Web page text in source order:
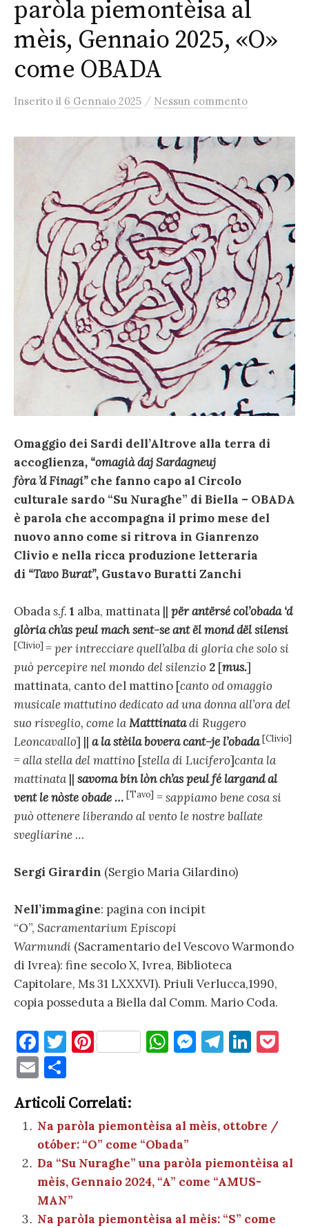
paròla piemontèisa al
mèis, Gennaio 2025, «O»
come OBADA
Inserito il 6 Gennaio 2025 / Nessun commento
Omaggio dei Sardi dell’Altrove alla terra di
accoglienza, “omagià daj Sardagneuj
fòra ’d Finagi”che fanno capo al Circolo
culturale sardo “Su Nuraghe” di Biella – OBADA
è parola che accompagna il primo mese del
nuovo anno come si ritrova in Gianrenzo
Clivio e nella ricca produzione letteraria
di “Tavo Burat”, Gustavo Buratti Zanchi
Obadas.f. 1 alba, mattinata || për antërsé col’obada ‘d
glòria ch’as peul mach sent-se ant ël mond dël silensi
[Clivio] =per intrecciare quell’alba di gloria che solo si
può percepire nel mondo del silenzio 2 [mus.]
mattinata, canto del mattino [canto od omaggio
musicale mattutino dedicato ad una donna all’ora del
suo risveglio, come laMatttinatadi Ruggero
Leoncavallo] || a la stèila bovera cant-je l’obada[Clivio]
=alla stella del mattino [stella di Lucifero]canta la
mattinata || savoma bin lòn ch’as peul fé largand al
vent le nòste obade … [Tavo] =sappiamo bene cosa si
può ottenere liberando al vento le nostre ballate
svegliarine …
Sergi Girardin (Sergio Maria Gilardino)
Nell’immagine: pagina con incipit
“O”, Sacramentarium Episcopi
Warmundi (Sacramentario del Vescovo Warmondo
di Ivrea): fine secolo X, Ivrea, Biblioteca
Capitolare, Ms 31 LXXXVI). Priuli Verlucca,1990,
copia posseduta a Biella dal Comm. Mario Coda.
F
a
c
e
b
o
o
k
T
te
r
Pi
es
t
W
A
p
p
M
g
er
T
a
Li
dI
n
E
m
ai
l
o
n
di
vi
di
Articoli Correlati:
Na paròla piemontèisa al mèis, ottobre /
otóber: “O” come “Obada”
Da “Su Nuraghe” una paròla piemontèisa al
mèis, Gennaio 2024, “A” come “AMUS-
MAN”
Na paròla piemontèisa al mèis: “S” come